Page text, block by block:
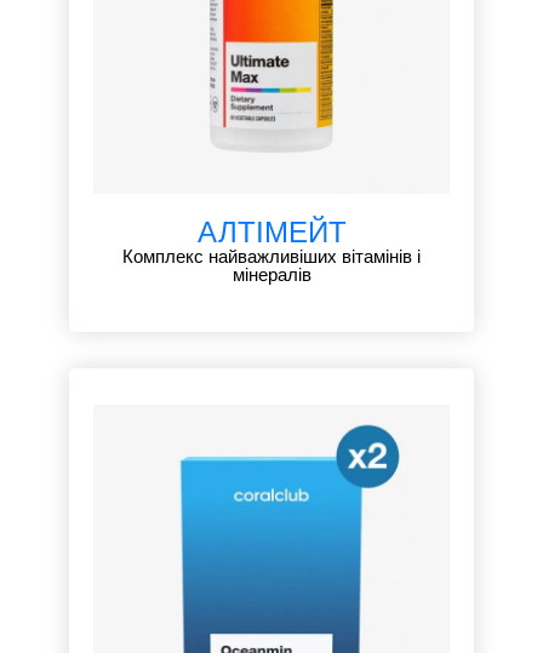
АЛТІМЕЙТ
Комплекс найважливіших вітамінів і
мінералів